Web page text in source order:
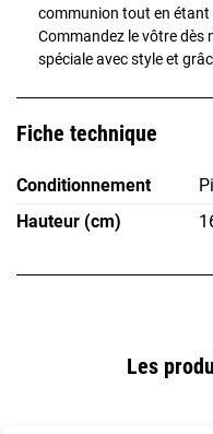
communion tout en étant
Commandez le vôtre dès
spéciale avec style et
Fiche technique
Conditionnement
Hauteur (cm)
Les